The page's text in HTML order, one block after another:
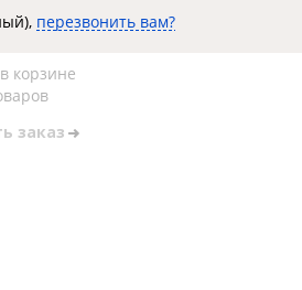
перезвонить вам?
корзине
заказ